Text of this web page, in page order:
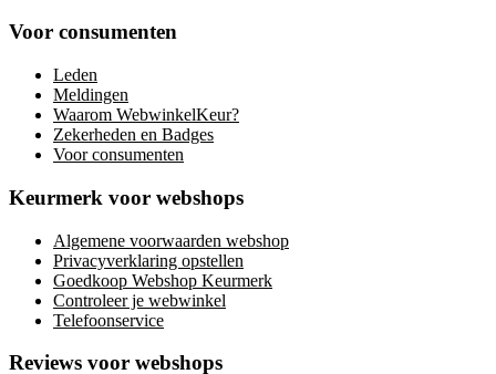
Voor consumenten
Leden
Meldingen
Waarom WebwinkelKeur?
Zekerheden en Badges
Voor consumenten
Keurmerk voor webshops
Algemene voorwaarden webshop
Privacyverklaring opstellen
Goedkoop Webshop Keurmerk
Controleer je webwinkel
Telefoonservice
Reviews voor webshops